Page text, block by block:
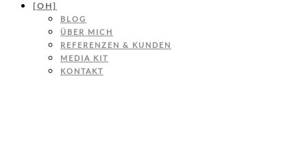
[OH]
BLOG
ÜBER MICH
REFERENZEN & KUNDEN
MEDIA KIT
KONTAKT